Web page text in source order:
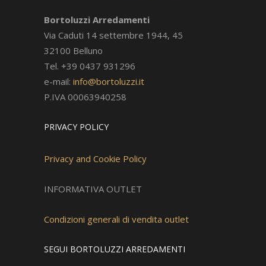
Bortoluzzi Arredamenti
Via Caduti 14 settembre 1944, 45
32100 Belluno
Tel. +39 0437 931296
e-mail: info@bortoluzzi.it
P.IVA 00063940258
PRIVACY POLICY
Privacy and Cookie Policy
INFORMATIVA OUTLET
Condizioni generali di vendita outlet
SEGUI BORTOLUZZI ARREDAMENTI